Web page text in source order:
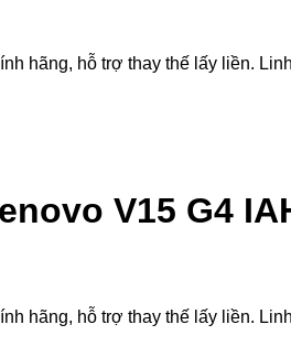
hãng, hỗ trợ thay thế lấy liền.
V15 G4
hãng, hỗ trợ thay thế lấy liền.